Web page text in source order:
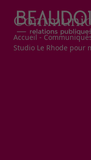
Fil d'Ariane
Accueil-
Studio Le Rhode pour